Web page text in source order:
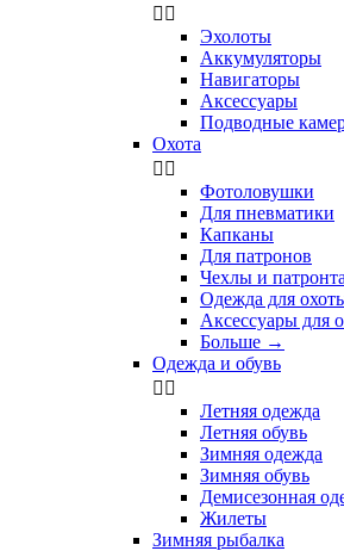
 
Эхолоты
Аккумуляторы
Навигаторы
Аксессуары
Подводные
Охота
 
Фотоловушки
Для пневматики
Капканы
Для патронов
Чехлы и
Одежда для
Аксессуары для
Больше →
Одежда и обувь
 
Летняя одежда
Летняя обувь
Зимняя одежда
Зимняя обувь
Демисезонная
Жилеты
Зимняя рыбалка